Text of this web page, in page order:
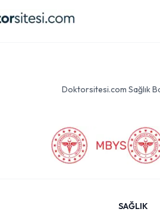
Doktorsitesi.com Sağlık
SAĞLIK